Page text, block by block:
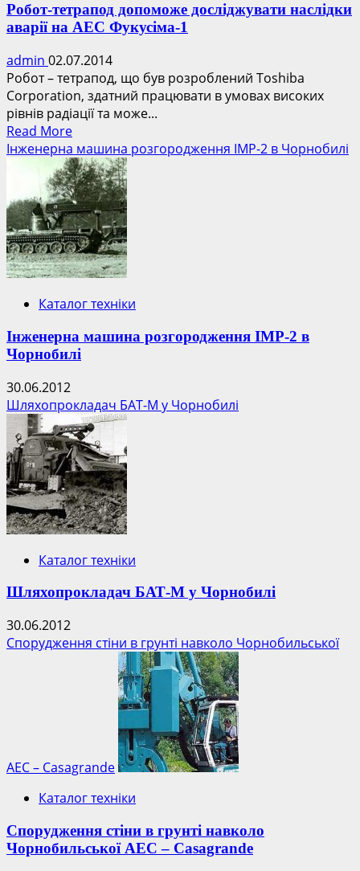
Робот-тетрапод допоможе досліджувати наслідки
аварії на АЕС Фукусіма-1
admin 02.07.2014
Робот – тетрапод, що був розроблений Toshiba
Corporation, здатний працювати в умовах високих
рівнів радіації та може...
Read MoreRead
more
about
Робот-
тетрапод
допоможе
досліджувати
наслідки
аварії
АЕС
Інженерна машина розгородження ІМР-2 в Чорнобилі
Каталог техніки
Інженерна машина розгородження ІМР-2 в
Чорнобилі
30.06.2012
Шляхопрокладач БАТ-М у Чорнобилі
Каталог техніки
Шляхопрокладач БАТ-М у Чорнобилі
30.06.2012
Спорудження стіни в грунті навколо Чорнобильської
АЕС – Casagrande
Каталог техніки
Спорудження стіни в грунті навколо
Чорнобильської АЕС – Casagrande